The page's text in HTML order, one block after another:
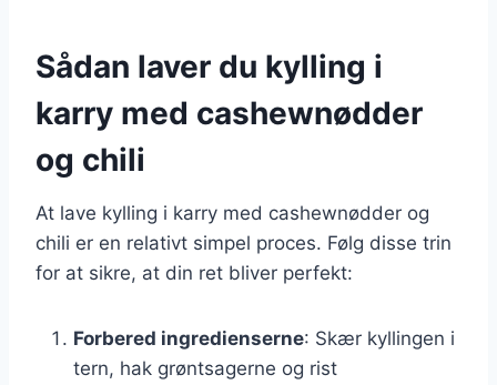
Sådan laver du kylling i
karry med cashewnødder
og chili
At lave kylling i karry med cashewnødder og
chili er en relativt simpel proces. Følg disse trin
for at sikre, at din ret bliver perfekt:
Forbered ingredienserne: Skær kyllingen i
tern, hak grøntsagerne og rist